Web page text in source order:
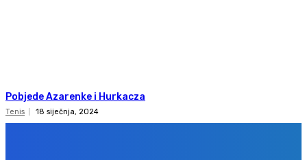
Pobjede Azarenke i Hurkacza
Tenis 18 siječnja, 2024